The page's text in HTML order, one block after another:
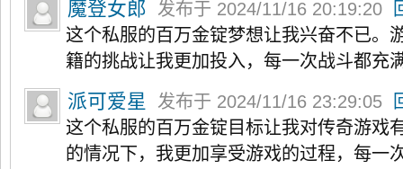
魔登女郎 发布于 2024/11/16 20:19:20
这个私服的百万金锭梦想让我兴奋不已。
籍的挑战让我更加投入，每一次战斗都充
派可爱星 发布于 2024/11/16 23:29:05
这个私服的百万金锭目标让我对传奇游戏
的情况下，我更加享受游戏的过程，每一